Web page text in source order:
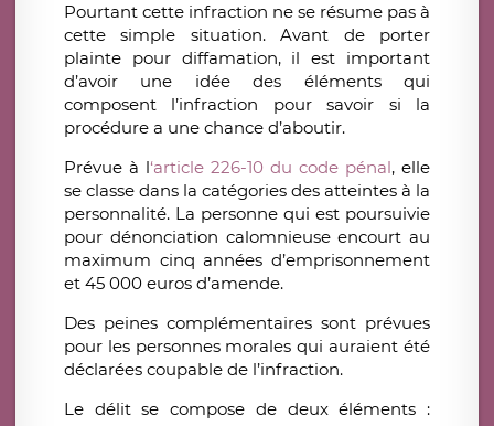
Pourtant cette infraction ne se résume pas à
cette simple situation. Avant de porter
plainte pour diffamation, il est important
d’avoir une idée des éléments qui
composent l’infraction pour savoir si la
procédure a une chance d’aboutir.
Prévue à l‘article 226-10 du code pénal, elle
se classe dans la catégories des atteintes à la
personnalité. La personne qui est poursuivie
pour dénonciation calomnieuse encourt au
maximum cinq années d’emprisonnement
et 45 000 euros d’amende.
Des peines complémentaires sont prévues
pour les personnes morales qui auraient été
déclarées coupable de l’infraction.
Le délit se compose de deux éléments :